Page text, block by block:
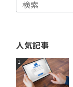
人気記事
1